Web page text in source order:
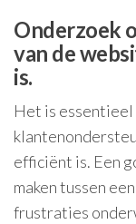
Onderzoek
van de
is.
Het is essentieel
efficiënt is. Een
maken tussen
frustraties